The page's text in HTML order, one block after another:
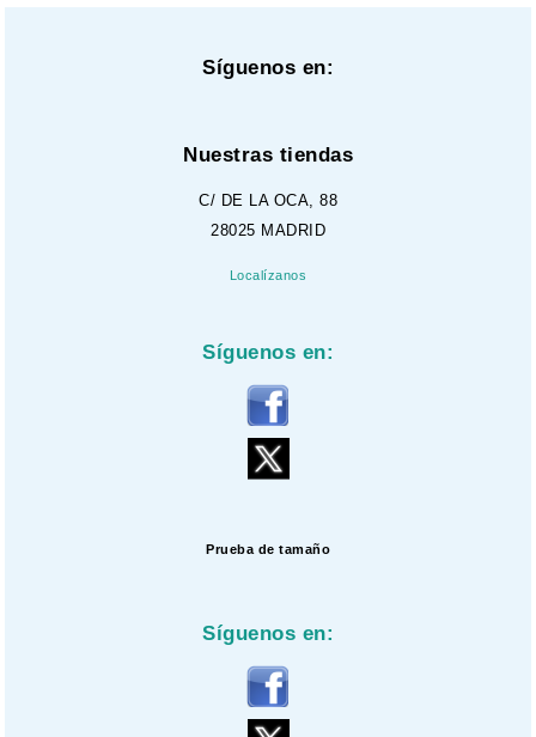
Síguenos en:
Nuestras tiendas
C/ DE LA OCA, 88
28025 MADRID
Localízanos
Síguenos en:
Prueba de tamaño
Síguenos en: